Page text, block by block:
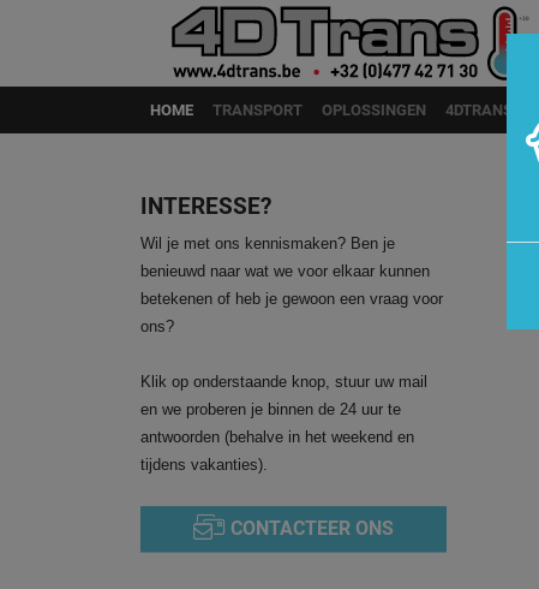
HOME TRANSPORT OPLOSSINGEN 4DTRANS
INTERESSE?
Wil je met ons kennismaken? Ben je
benieuwd naar wat we voor elkaar kunnen
betekenen of heb je gewoon een vraag voor
ons?
Klik op onderstaande knop, stuur uw mail
en we proberen je binnen de 24 uur te
antwoorden (behalve in het weekend en
tijdens vakanties).
CONTACTEER ONS